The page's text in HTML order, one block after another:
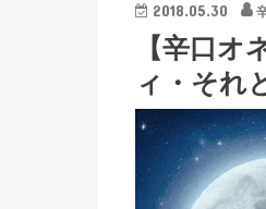
2018.05.30
【辛口オ
ィ・それ